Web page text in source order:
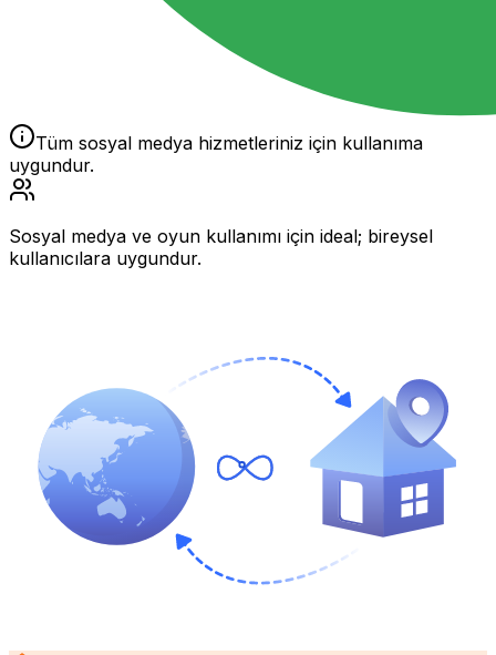
Tüm sosyal medya hizmetleriniz için kullanıma
uygundur.
Sosyal medya ve oyun kullanımı için ideal; bireysel
kullanıcılara uygundur.